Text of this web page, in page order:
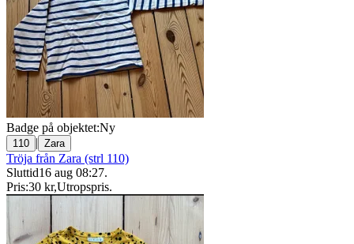
Badge på objektet:Ny
110 | Zara
Tröja från Zara (strl 110)
Sluttid16 aug 08:27.
Pris:30 kr,Utropspris.